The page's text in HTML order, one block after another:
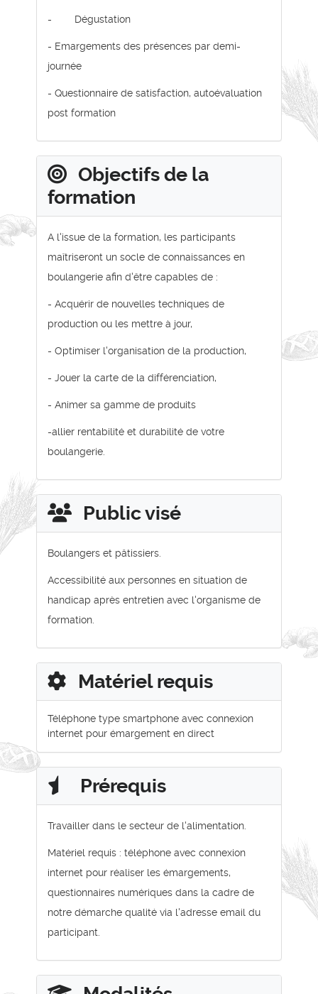
- Dégustation
- Emargements des présences par demi-
journée
- Questionnaire de satisfaction, autoévaluation
post formation
Objectifs de la
formation
A l'issue de la formation, les participants
maîtriseront un socle de connaissances en
boulangerie afin d'être capables de :
- Acquérir de nouvelles techniques de
production ou les mettre à jour,
- Optimiser l'organisation de la production,
- Jouer la carte de la différenciation,
- Animer sa gamme de produits
-allier rentabilité et durabilité de votre
boulangerie.
Public visé
Boulangers et pâtissiers.
Accessibilité aux personnes en situation de
handicap après entretien avec l'organisme de
formation.
Matériel requis
Téléphone type smartphone avec connexion
internet pour émargement en direct
Prérequis
Travailler dans le secteur de l'alimentation.
Matériel requis : téléphone avec connexion
internet pour réaliser les émargements,
questionnaires numériques dans la cadre de
notre démarche qualité via l'adresse email du
participant.